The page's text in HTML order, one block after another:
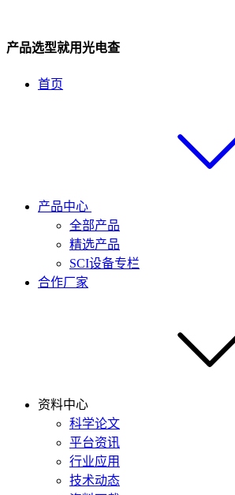
产品选型就用光电查
首页
产品中心
全部产品
精选产品
SCI设备专栏
合作厂家
资料中心
科学论文
平台资讯
行业应用
技术动态